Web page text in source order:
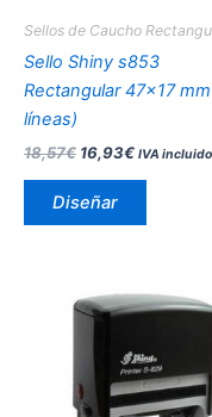
Sellos de Caucho
Sello Shiny s853
Rectangular 47×17
líneas)
18,57€ 16,93€ IVA
Diseñar
de
Este